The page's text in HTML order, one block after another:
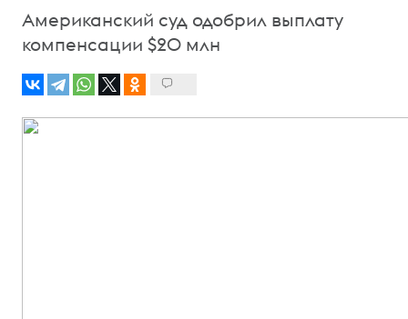
Американский суд одобрил выплату
компенсации $20 млн